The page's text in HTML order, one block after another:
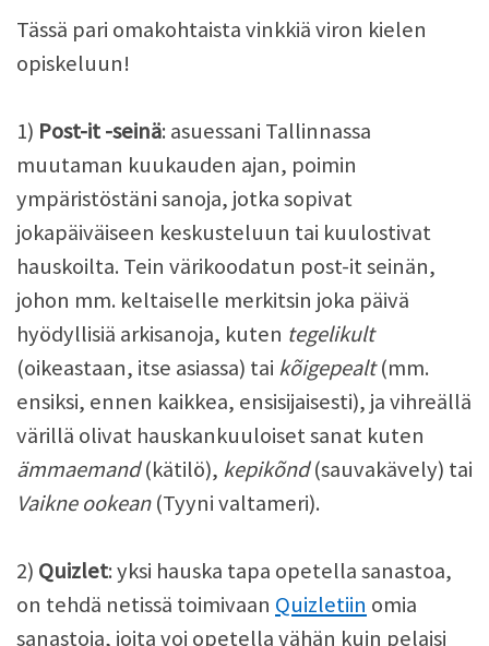
Tässä pari omakohtaista vinkkiä viron kielen
opiskeluun!
1) Post-it -seinä: asuessani Tallinnassa
muutaman kuukauden ajan, poimin
ympäristöstäni sanoja, jotka sopivat
jokapäiväiseen keskusteluun tai kuulostivat
hauskoilta. Tein värikoodatun post-it seinän,
johon mm. keltaiselle merkitsin joka päivä
hyödyllisiä arkisanoja, kuten tegelikult
(oikeastaan, itse asiassa) tai kõigepealt(mm.
ensiksi, ennen kaikkea, ensisijaisesti), ja vihreällä
värillä olivat hauskankuuloiset sanat kuten
ämmaemand(kätilö), kepikõnd(sauvakävely) tai
Vaikne ookean(Tyyni valtameri).
2) Quizlet: yksi hauska tapa opetella sanastoa,
on tehdä netissä toimivaan Quizletiin omia
sanastoja, joita voi opetella vähän kuin pelaisi